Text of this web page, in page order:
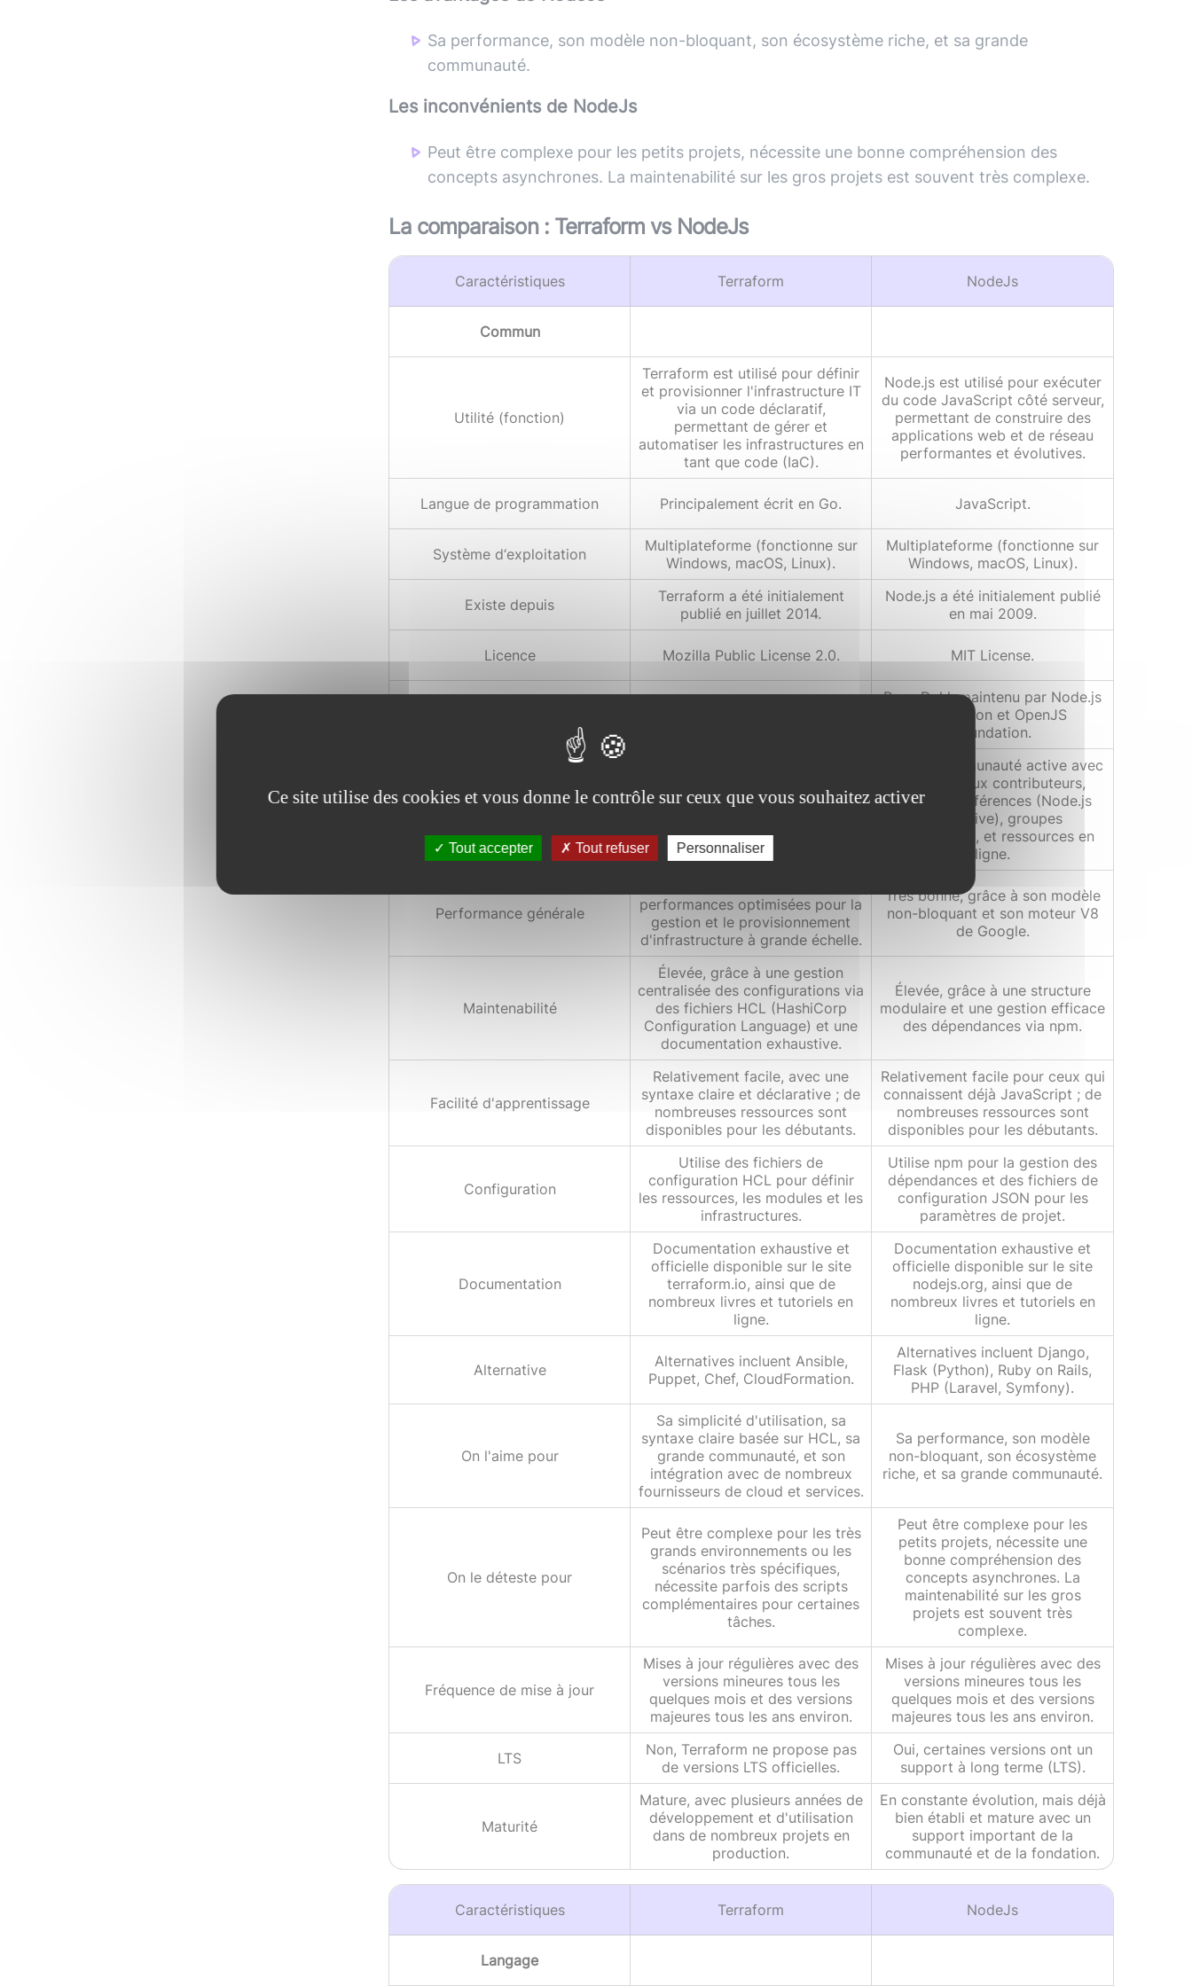
Sa performance, son modèle non-bloquant, son écosystème riche, et sa grande
communauté.
Les inconvénients de NodeJs
Peut être complexe pour les petits projets, nécessite une bonne compréhension des
concepts asynchrones. La maintenabilité sur les gros projets est souvent très complexe.
La comparaison : Terraform vs NodeJs
Caractéristiques Terraform NodeJs
Commun
Utilité (fonction)
Terraform est utilisé pour définir
et provisionner l'infrastructure IT
via un code déclaratif,
permettant de gérer et
automatiser les infrastructures en
tant que code (IaC).
Node.js est utilisé pour exécuter
du code JavaScript côté serveur,
permettant de construire des
applications web et de réseau
performantes et évolutives.
Langue de programmation Principalement écrit en Go. JavaScript.
Système d‘exploitation
Multiplateforme (fonctionne sur
Windows, macOS, Linux).
Multiplateforme (fonctionne sur
Windows, macOS, Linux).
Existe depuis
Terraform a été initialement
publié en juillet 2014.
Node.js a été initialement publié
en mai 2009.
Licence Mozilla Public License 2.0. MIT License.
Ryan Dahl, maintenu par Node.js
Foundation et OpenJS
Foundation.
de nombreux contributeurs,
forums, conférences (HashiConf),
ressources en ligne.
Grande communauté active avec
de nombreux contributeurs,
forums, conférences (Node.js
Interactive), groupes
d'utilisateurs, et ressources en
ligne.
Performance générale
performances optimisées pour la
gestion et le provisionnement
d'infrastructure à grande échelle.
Très bonne, grâce à son modèle
non-bloquant et son moteur V8
de Google.
Maintenabilité
Élevée, grâce à une gestion
centralisée des configurations via
des fichiers HCL (HashiCorp
Configuration Language) et une
documentation exhaustive.
Élevée, grâce à une structure
modulaire et une gestion efficace
des dépendances via npm.
Facilité d'apprentissage
Relativement facile, avec une
syntaxe claire et déclarative ; de
nombreuses ressources sont
disponibles pour les débutants.
Relativement facile pour ceux qui
connaissent déjà JavaScript ; de
nombreuses ressources sont
disponibles pour les débutants.
Configuration
Utilise des fichiers de
configuration HCL pour définir
les ressources, les modules et les
infrastructures.
Utilise npm pour la gestion des
dépendances et des fichiers de
configuration JSON pour les
paramètres de projet.
Documentation
Documentation exhaustive et
officielle disponible sur le site
terraform.io, ainsi que de
nombreux livres et tutoriels en
ligne.
Documentation exhaustive et
officielle disponible sur le site
nodejs.org, ainsi que de
nombreux livres et tutoriels en
ligne.
Alternative
Alternatives incluent Ansible,
Puppet, Chef, CloudFormation.
Alternatives incluent Django,
Flask (Python), Ruby on Rails,
PHP (Laravel, Symfony).
On l'aime pour
Sa simplicité d'utilisation, sa
syntaxe claire basée sur HCL, sa
grande communauté, et son
intégration avec de nombreux
fournisseurs de cloud et services.
Sa performance, son modèle
non-bloquant, son écosystème
riche, et sa grande communauté.
On le déteste pour
Peut être complexe pour les très
grands environnements ou les
scénarios très spécifiques,
nécessite parfois des scripts
complémentaires pour certaines
tâches.
Peut être complexe pour les
petits projets, nécessite une
bonne compréhension des
concepts asynchrones. La
maintenabilité sur les gros
projets est souvent très
complexe.
Fréquence de mise à jour
Mises à jour régulières avec des
versions mineures tous les
quelques mois et des versions
majeures tous les ans environ.
Mises à jour régulières avec des
versions mineures tous les
quelques mois et des versions
majeures tous les ans environ.
LTS
Non, Terraform ne propose pas
de versions LTS officielles.
Oui, certaines versions ont un
support à long terme (LTS).
Maturité
Mature, avec plusieurs années de
développement et d'utilisation
dans de nombreux projets en
production.
En constante évolution, mais déjà
bien établi et mature avec un
support important de la
communauté et de la fondation.
Caractéristiques Terraform NodeJs
Langage
Ce site utilise des cookies et vous donne le contrôle sur ceux que vous souhaitez activer
Tout accepter Tout refuser Personnaliser